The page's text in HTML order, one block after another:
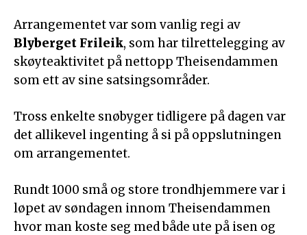
Arrangementet var som vanlig regi av
Blyberget Frileik, som har tilrettelegging av
skøyteaktivitet på nettopp Theisendammen
som ett av sine satsingsområder.
Tross enkelte snøbyger tidligere på dagen var
det allikevel ingenting å si på oppslutningen
om arrangementet.
Rundt 1000 små og store trondhjemmere var i
løpet av søndagen innom Theisendammen
hvor man koste seg med både ute på isen og